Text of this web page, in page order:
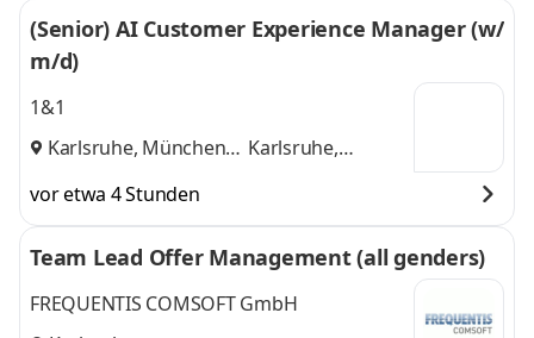
(Senior) AI Customer Experience Manager (w/
m/d)
1&1
Karlsruhe, München
Karlsruhe,
vor etwa 4 Stunden
Team Lead Offer Management (all genders)
FREQUENTIS COMSOFT GmbH